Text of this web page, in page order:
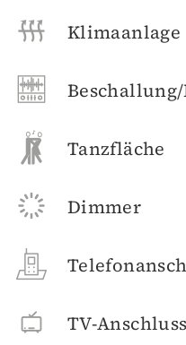
Klimaanlage
Beschallung/
Tanzfläche
Dimmer
TV-Anschluss